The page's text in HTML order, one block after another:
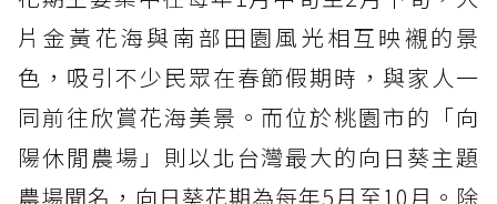
片金黃花海與南部田園風光相互映襯的景
色，吸引不少民眾在春節假期時，與家人一
同前往欣賞花海美景。而位於桃園市的「向
陽休閒農場」則以北台灣最大的向日葵主題
農場聞名，向日葵花期為每年5月至10月。除